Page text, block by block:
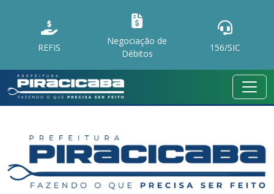
REFIS
Negociação de
Débitos
156/SIC